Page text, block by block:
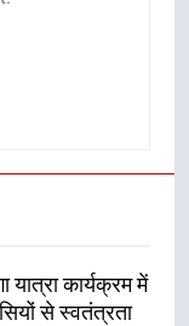
यात्रा कार्यक्रम में
से स्वतंत्रता